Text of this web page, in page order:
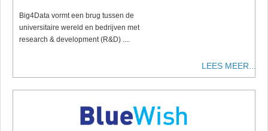
Big4Data vormt een brug tussen de
universitaire wereld en bedrijven met
research & development (R&D) ....
LEES MEER...